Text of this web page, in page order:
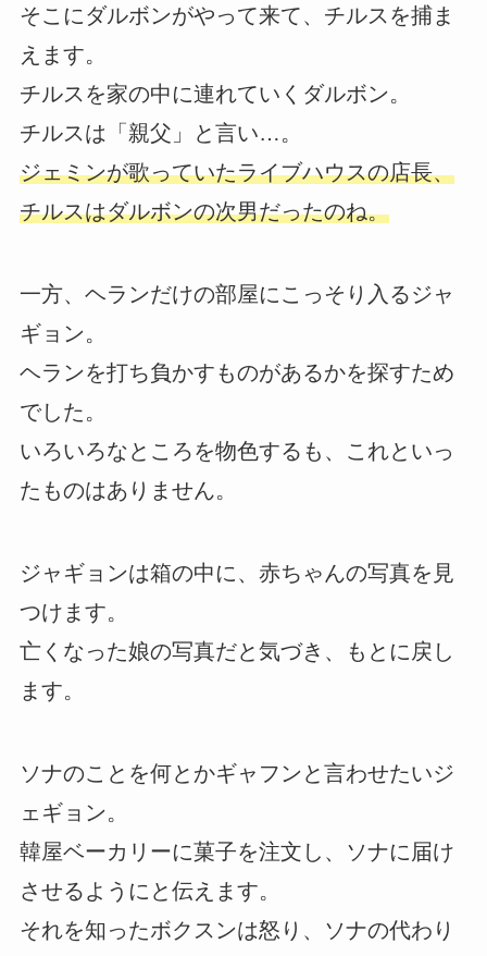
そこにダルボンがやって来て、チルスを捕ま
えます。
チルスを家の中に連れていくダルボン。
チルスは「親父」と言い…。
ジェミンが歌っていたライブハウスの店長、
チルスはダルボンの次男だったのね。
一方、ヘランだけの部屋にこっそり入るジャ
ギョン。
ヘランを打ち負かすものがあるかを探すため
でした。
いろいろなところを物色するも、これといっ
たものはありません。
ジャギョンは箱の中に、赤ちゃんの写真を見
つけます。
亡くなった娘の写真だと気づき、もとに戻し
ます。
ソナのことを何とかギャフンと言わせたいジ
ェギョン。
韓屋ベーカリーに菓子を注文し、ソナに届け
させるようにと伝えます。
それを知ったボクスンは怒り、ソナの代わり